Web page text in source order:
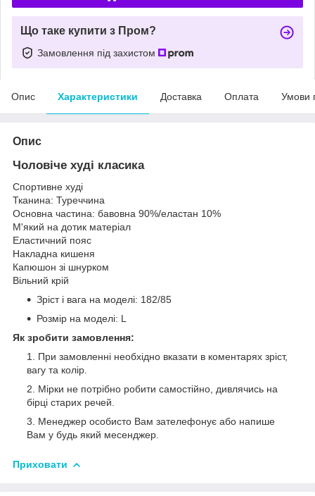
Що таке купити з Пром?
Замовлення під захистом
Опис Характеристики Доставка Оплата Умови
Опис
Чоловіче худі класика
Спортивне худі
Тканина: Туреччина
Основна частина: бавовна 90%/еластан 10%
М'який на дотик матеріал
Еластичний пояс
Накладна кишеня
Капюшон зі шнурком
Вільний крій
Зріст і вага на моделі: 182/85
Розмір на моделі: L
Як зробити замовлення:
При замовленні необхідно вказати в коментарях зріст,
вагу та колір.
Мірки не потрібно робити самостійно, дивлячись на
бірці старих речей.
Менеджер особисто Вам зателефонує або напише
Вам у будь який месенджер.
Приховати